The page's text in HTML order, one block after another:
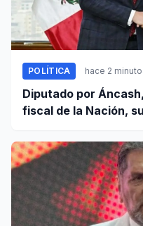
POLÍTICA hace 2
Diputado por
fiscal de la Nación,